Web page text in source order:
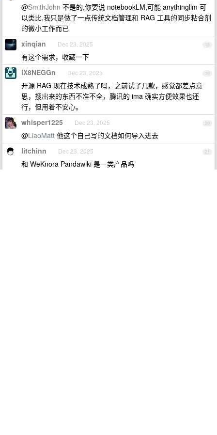
@SmithJohn 不是的,你要说 notebookLM,可能 anythingllm 可
以类比,我只是做了一点传统文档管理和 RAG 工具的同步粘合剂
的微小工作而已
18
xinqian Dec 23, 2025
有这个需求，收藏一下
19
iX8NEGGn Dec 23, 2025
开源 RAG 现在技术成熟了吗，之前试了几款，感觉都差点意
思，搜出来的东西不准不全，腾讯的 ima 确实方便效果也还
行，但用着不安心。
20
whisper1225 Dec 23, 2025
@LiaoMatt 他这个自己写的文档如何导入进去
21
litchinn Dec 23, 2025
和 WeKnora Pandawiki 是一类产品吗